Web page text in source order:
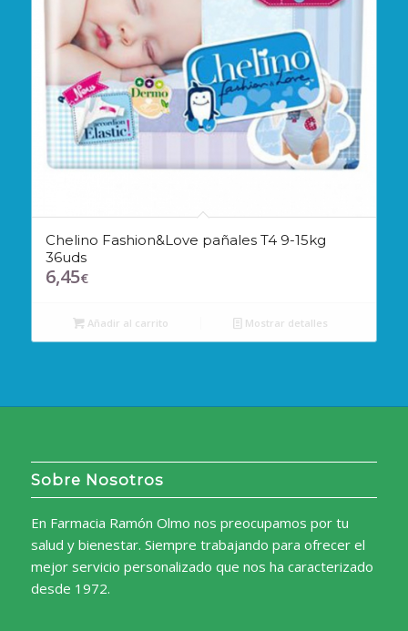
Chelino Fashion&Love pañales T4 9-15kg
36uds
6,45€
Añadir al carrito Mostrar detalles
Sobre Nosotros
En Farmacia Ramón Olmo nos preocupamos por tu
salud y bienestar. Siempre trabajando para ofrecer el
mejor servicio personalizado que nos ha caracterizado
desde 1972.